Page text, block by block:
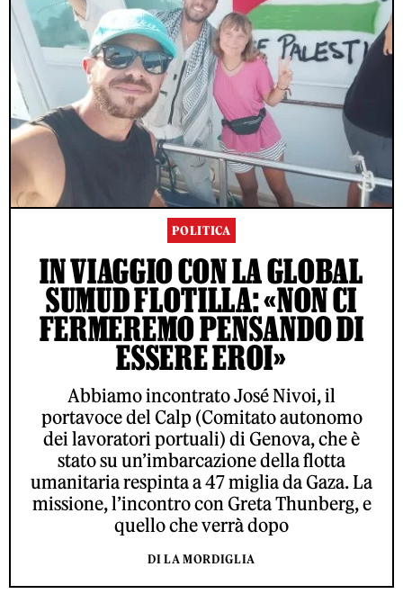
POLITICA
IN VIAGGIO CON LA GLOBAL
SUMUD FLOTILLA: «NON CI
FERMEREMO PENSANDO DI
ESSERE EROI»
Abbiamo incontrato José Nivoi, il
portavoce del Calp (Comitato autonomo
dei lavoratori portuali) di Genova, che è
stato su un’imbarcazione della flotta
umanitaria respinta a 47 miglia da Gaza. La
missione, l’incontro con Greta Thunberg, e
quello che verrà dopo
DI LA MORDIGLIA